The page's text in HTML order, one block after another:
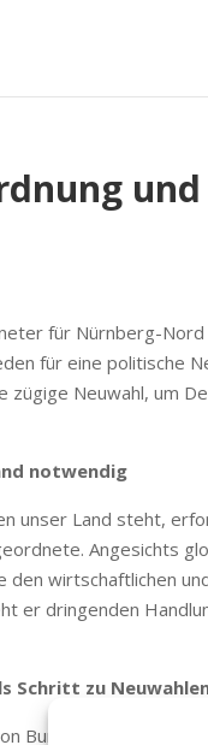
für Nürnberg-
für eine politische
Neuwahl, um
notwendig
unser Land steht,
Angesichts
den wirtschaftlichen
er dringenden
Schritt zu
Bundeskanzler Olaf